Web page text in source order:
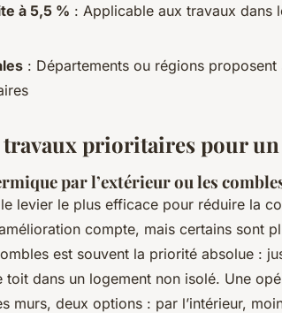
à 5,5 % : Applicable aux travaux dans
: Départements ou régions
prioritaires pour
par l’extérieur ou les
le levier le plus efficace pour réduire la
compte, mais certains sont
est souvent la priorité absolue :
toit dans un logement non isolé. Une
murs, deux options : par l’intérieur,